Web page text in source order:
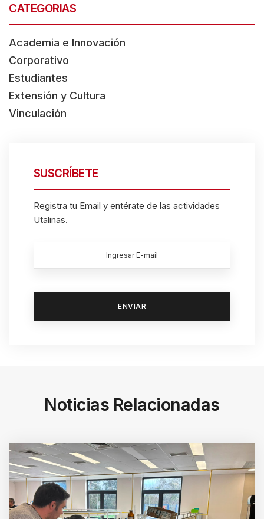
CATEGORIAS
Academia e Innovación
Corporativo
Estudiantes
Extensión y Cultura
Vinculación
SUSCRÍBETE
Registra tu Email y entérate de las actividades
Utalinas.
Noticias Relacionadas